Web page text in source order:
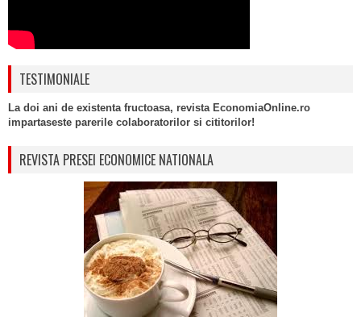
TESTIMONIALE
La doi ani de existenta fructoasa, revista EconomiaOnline.ro
impartaseste parerile colaboratorilor si cititorilor!
REVISTA PRESEI ECONOMICE NATIONALA